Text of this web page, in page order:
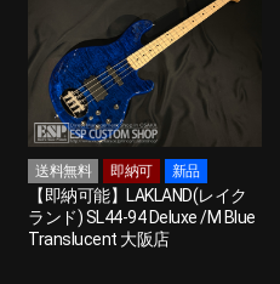
送料無料 即納可 新品
【即納可能】LAKLAND(レイク
ランド) SL44-94 Deluxe /M Blue
Translucent 大阪店